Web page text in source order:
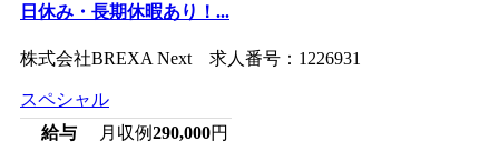
日休み・長期休暇あり！...
株式会社BREXA Next 求人番号：1226931
スペシャル
給与
月収例290,000円